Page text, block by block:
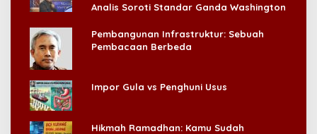
Analis Soroti Standar Ganda Washington
Pembangunan Infrastruktur: Sebuah
Pembacaan Berbeda
Impor Gula vs Penghuni Usus
Hikmah Ramadhan: Kamu Sudah